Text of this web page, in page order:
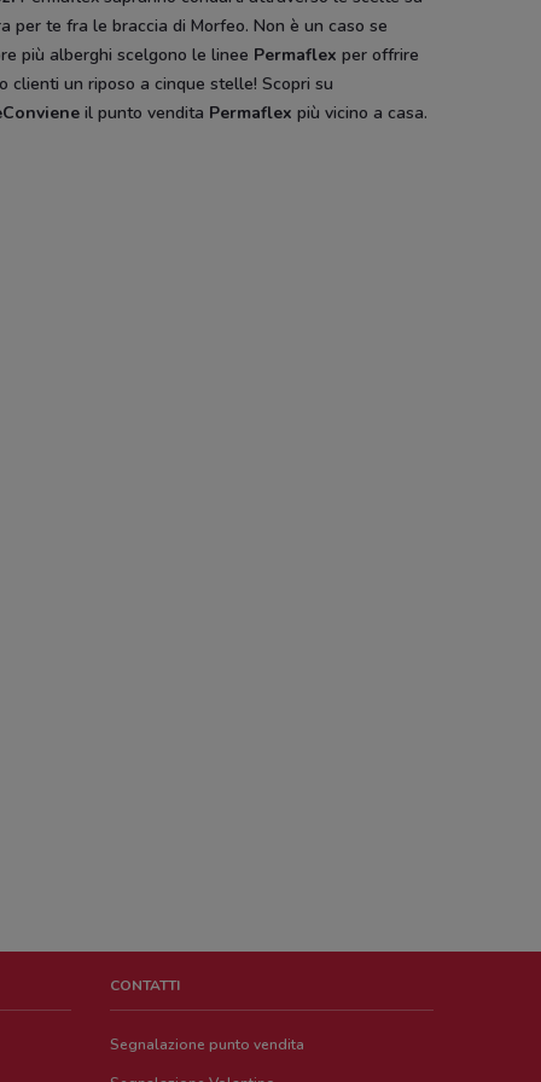
per te fra le braccia di Morfeo. Non è un caso se
più alberghi scelgono le linee Permaflex per offrire
clienti un riposo a cinque stelle! Scopri su
il punto vendita Permaflex più vicino a casa.
CONTATTI
Segnalazione punto vendita